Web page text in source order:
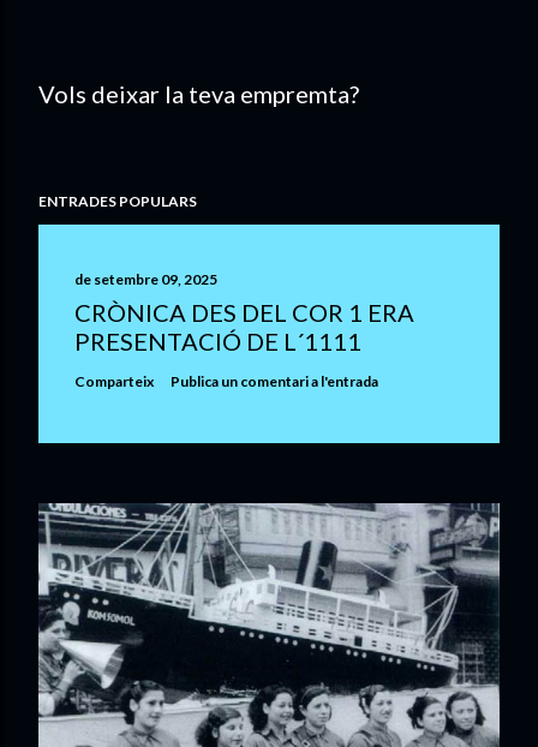
l
m
n
t
a
r
i
a
l
'
e
Vols deixar la teva empremta?
ENTRADES POPULARS
de setembre 09, 2025
CRÒNICA DES DEL COR 1 ERA
PRESENTACIÓ DE L´1111
Comparteix Publica un comentari a l'entrada